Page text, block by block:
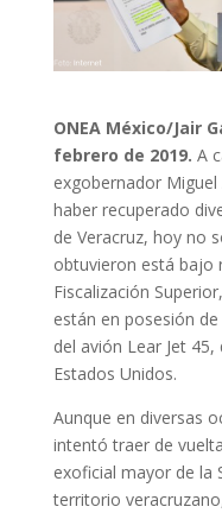
ONEA México/Jair
febrero de 2019. A
exgobernador
haber recuperado
de Veracruz, hoy no
obtuvieron está bajo
Fiscalización
están en posesión
del avión Lear Jet
Estados Unidos.
Aunque en diversas
intentó traer de
exoficial mayor de la
territorio